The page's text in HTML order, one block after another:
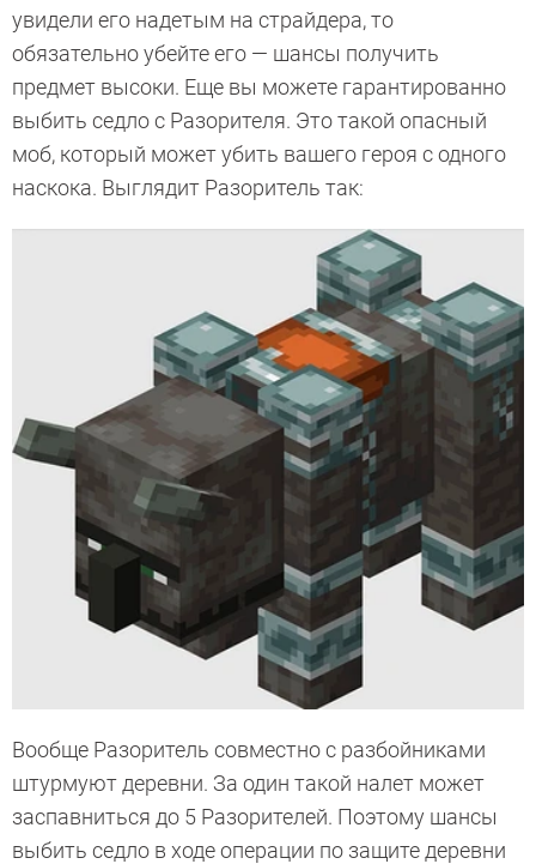
увидели его надетым на страйдера, то
обязательно убейте его — шансы получить
предмет высоки. Еще вы можете гарантированно
выбить седло с Разорителя. Это такой опасный
моб, который может убить вашего героя с одного
наскока. Выглядит Разоритель так:
Вообще Разоритель совместно с разбойниками
штурмуют деревни. За один такой налет может
заспавниться до 5 Разорителей. Поэтому шансы
выбить седло в ходе операции по защите деревни